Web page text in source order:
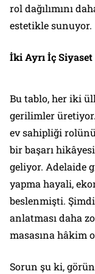
rol dağılımını
estetikle sunuyor.
İki Ayrı İç
Bu tablo, her iki
gerilimler üretiyor.
ev sahipliği
bir başarı
geliyor. Adelaide
yapma hayali,
beslenmişti.
anlatması daha
masasına hâkim
Sorun şu ki,